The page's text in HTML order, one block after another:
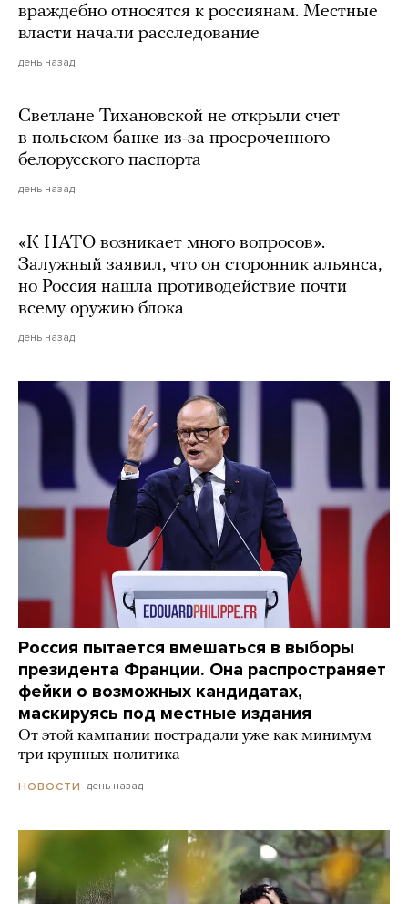
враждебно относятся к россиянам. Местные
власти начали расследование
день назад
Светлане Тихановской не открыли счет
в польском банке из-за просроченного
белорусского паспорта
день назад
«К НАТО возникает много вопросов».
Залужный заявил, что он сторонник альянса,
но Россия нашла противодействие почти
всему оружию блока
день назад
Россия пытается вмешаться в выборы
президента Франции. Она распространяет
фейки о возможных кандидатах,
маскируясь под местные издания
От этой кампании пострадали уже как минимум
три крупных политика
НОВОСТИ день назад